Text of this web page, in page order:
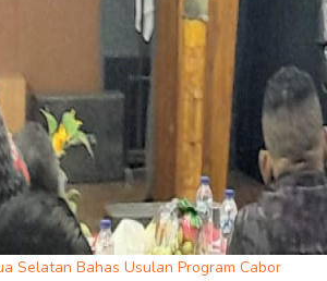
Selatan Bahas Usulan Program Cabor